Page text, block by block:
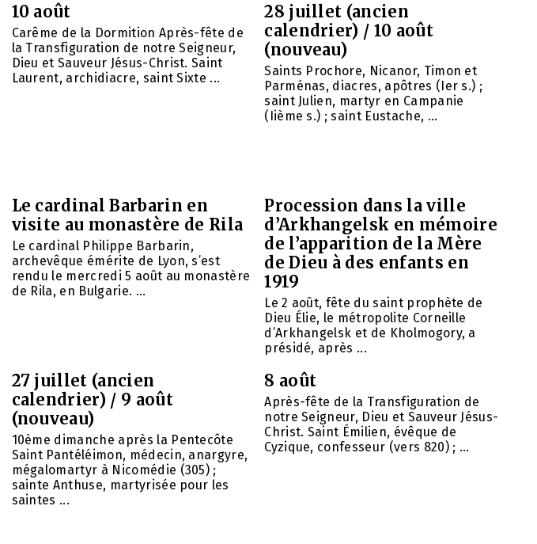
10 août
Carême de la Dormition Après-fête de
la Transfiguration de notre Seigneur,
Dieu et Sauveur Jésus-Christ. Saint
Laurent, archidiacre, saint Sixte ...
28 juillet (ancien
calendrier) / 10 août
(nouveau)
Saints Prochore, Nicanor, Timon et
Parménas, diacres, apôtres (Ier s.) ;
saint Julien, martyr en Campanie
(Iième s.) ; saint Eustache, ...
Le cardinal Barbarin en
visite au monastère de Rila
Le cardinal Philippe Barbarin,
archevêque émérite de Lyon, s’est
rendu le mercredi 5 août au monastère
de Rila, en Bulgarie. ...
Procession dans la ville
d’Arkhangelsk en mémoire
de l’apparition de la Mère
de Dieu à des enfants en
1919
Le 2 août, fête du saint prophète de
Dieu Élie, le métropolite Corneille
d’Arkhangelsk et de Kholmogory, a
présidé, après ...
27 juillet (ancien
calendrier) / 9 août
(nouveau)
10ème dimanche après la Pentecôte
Saint Pantéléimon, médecin, anargyre,
mégalomartyr à Nicomédie (305) ;
sainte Anthuse, martyrisée pour les
saintes ...
8 août
Après-fête de la Transfiguration de
notre Seigneur, Dieu et Sauveur Jésus-
Christ. Saint Émilien, évêque de
Cyzique, confesseur (vers 820) ; ...